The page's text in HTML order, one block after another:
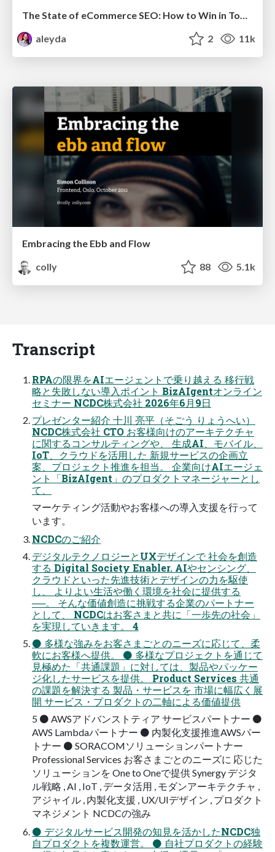
aleyda
2 11k
Embracing the Ebb and Flow
colly
88 5.1k
Transcript
RPAの限界をAIエージェントで乗り越える 移行戦
略と失敗しない導入ポイント BizAIgentオンライン
セミナー NCDC株式会社 2026年6月9日
プレゼンター紹介 十川 亮平（そごう りょうへい）
NCDC株式会社 CTO お客様向けのアーキテクチャ
に関するコンサルティングや、 生成AI、モバイル、
IoT、クラウドを活用した 新規サービスの企画立
案、プロジェクト推進を担当。 企業向けAIエージェ
ント「BizAIgent」のプロダクトマネージャーとし
て、
マーケティング活動やお客様への導入支援を行って
います。
NCDCのご紹介
デジタルテクノロジーとUXデザインで 社会を創造
する Digital Society Enabler. AIやセンシング、
クラウドといった先進技術とデザインの力を駆使
し、 よりよい生活や働く環境を社会に提供する
──。 そんな価値創造に挑戦する企業のパートナー
として、 NCDCはお客さまと共に「一歩先の社会」
を実現していきます。 4
⚫ 多様な強みをお客さまごとのニーズに応じて、柔
軟にお客様へ提供。 ⚫ 多様なプロジェクトを通じて
見極めた「共通課題」に対しては、製品やパッケー
ジ化したサービスを提供。 Product Services 共通
の課題を解決する 製品・サービスを 市場に幅広く展
開 サービス・プロダクトの二軸による価値提供
5 ⚫ AWSアドバンストティア サービスパートナー ⚫
AWS Lambdaパートナー ⚫ 内製化支援推進AWSパー
トナー ⚫ SORACOMソリューションパートナー
Professional Services お客さまごとのニーズに 応じた
ソリューションを One to Oneで提供 Synergy デジタ
ル戦略 , AI , IoT , データ活用 , モダンアーキテクチャ ,
アジャイル , 内製化支援 , UX/UIデザイン , プロダクト
マネジメント NCDCの強み
⚫ デジタルサービス開発の知見を活かしたNCDC独
自プロダクトを複数運営。 ⚫ 自社プロダクトの経験